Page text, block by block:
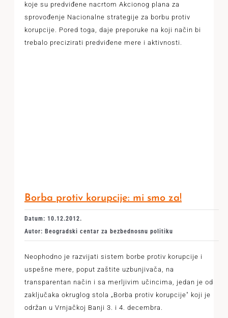
koje su predviđene nacrtom Akcionog plana za
sprovođenje Nacionalne strategije za borbu protiv
korupcije. Pored toga, daje preporuke na koji način bi
trebalo precizirati predviđene mere i aktivnosti.
Borba protiv korupcije: mi smo za!
Datum: 10.12.2012.
Autor: Beogradski centar za bezbednosnu politiku
Neophodno je razvijati sistem borbe protiv korupcije i
uspešne mere, poput zaštite uzbunjivača, na
transparentan način i sa merljivim učincima, jedan je od
zaključaka okruglog stola „Borba protiv korupcije" koji je
održan u Vrnjačkoj Banji 3. i 4. decembra.